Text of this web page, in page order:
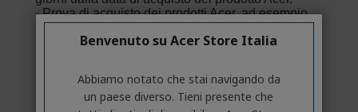
Benvenuto su Acer Store Italia
Abbiamo notato che stai navigando da
un paese diverso. Tieni presente che